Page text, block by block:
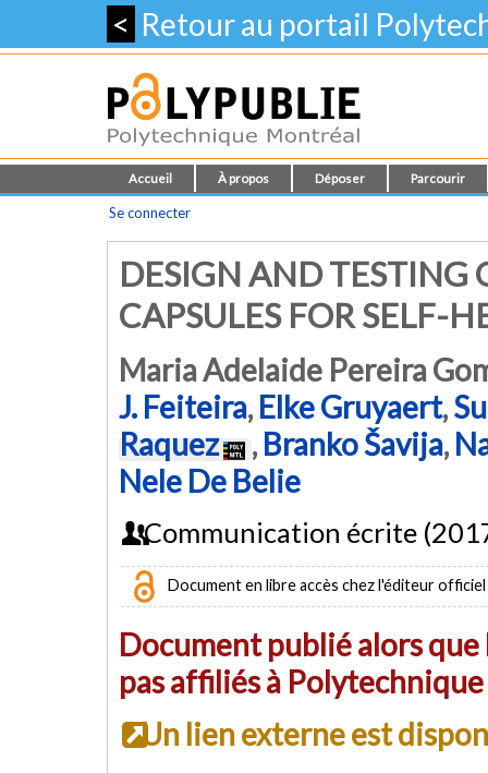
< Retour au portail
Accueil À propos Déposer Parcourir
Se connecter
DESIGN AND TESTING
CAPSULES FOR SELF-
Maria Adelaide Pereira
J. Feiteira, Elke Gruyaert,
Raquez
, Branko Šavija,
Nele De Belie
Communication écrite
Document en libre accès chez l'éditeur officiel
Document publié alors
pas affiliés à
Un lien externe est